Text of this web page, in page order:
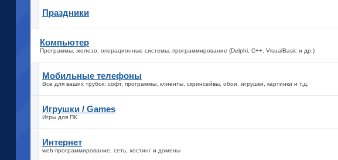
Праздники
Компьютер
Программы, железо, операционные системы, программирование (Delphi, C++, VisualBasic и др.)
Мобильные телефоны
Все для ваших трубок: софт, программы, клиенты, скринсейвы, обои, игрушки, картинки и т.д.
Игрушки / Games
Игры для ПК
Интернет
web-программирование, сеть, хостинг и домены